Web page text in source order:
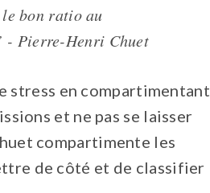
bon ratio au
- Pierre-Henri Chuet
stress en compartimentant
et ne pas se laisser
compartimente les
de côté et de classifier